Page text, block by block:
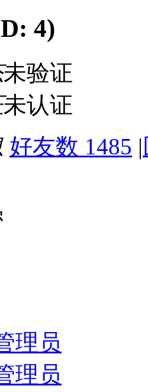
4)
未验证
未认证
好友数 1485 |
理员
理员